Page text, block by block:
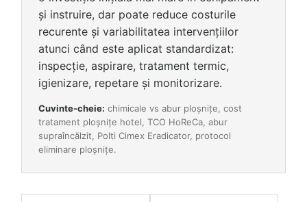
și instruire, dar poate reduce costurile
recurente și variabilitatea intervențiilor
atunci când este aplicat standardizat:
inspecție, aspirare, tratament termic,
igienizare, repetare și monitorizare.
Cuvinte-cheie: chimicale vs abur ploșnițe, cost
tratament ploșnițe hotel, TCO HoReCa, abur
supraîncălzit, Polti Cimex Eradicator, protocol
eliminare ploșnițe.